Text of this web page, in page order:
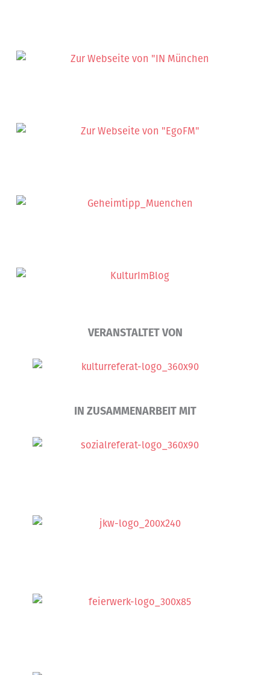
VERANSTALTET VON
IN ZUSAMMENARBEIT MIT